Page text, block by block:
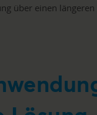
über einen